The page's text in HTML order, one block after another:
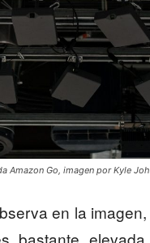
Amazon Go, imagen por Kyle
en la
bastante